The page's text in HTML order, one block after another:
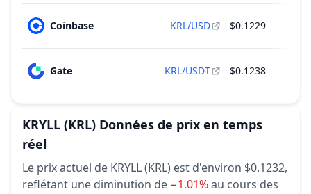
Coinbase KRL/USD $0.1229
Gate KRL/USDT $0.1238
KRYLL (KRL) Données de prix en temps
réel
Le prix actuel de KRYLL (KRL) est d'environ $0.1232,
reflétant une diminution de −1.01%au cours des